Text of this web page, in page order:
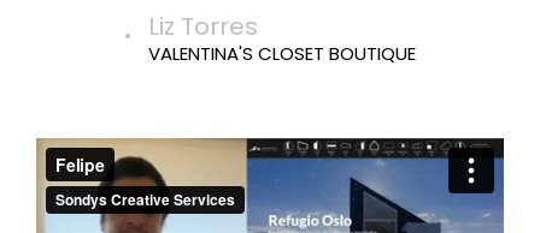
Liz Torres
VALENTINA'S CLOSET BOUTIQUE